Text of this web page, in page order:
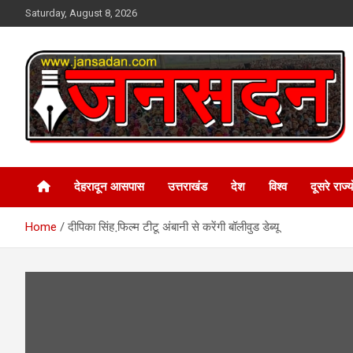
to
Saturday, August 8, 2026
Jan Sadan
देहरादून आसपास उत्तराखंड देश विश्व दूसरे
Home दीपिका सिंह फि़ल्म टीटू अंबानी से करेंगी बॉलीवुड डेब्यू